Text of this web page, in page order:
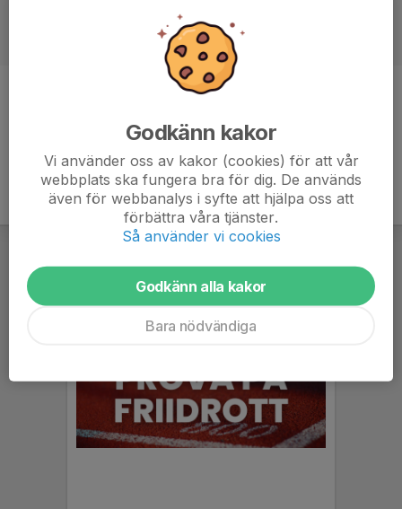
Godkänn kakor
Vi använder oss av kakor (cookies) för att vår
webbplats ska fungera bra för dig. De används
även för webbanalys i syfte att hjälpa oss att
förbättra våra tjänster.
Så använder vi cookies
Godkänn alla kakor
Bara nödvändiga